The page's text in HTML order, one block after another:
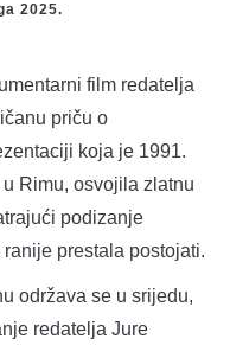
2025.
film redatelja
priču o
koja je 1991.
Rimu, osvojila zlatnu
podizanje
prestala postojati.
održava se u srijedu,
redatelja Jure